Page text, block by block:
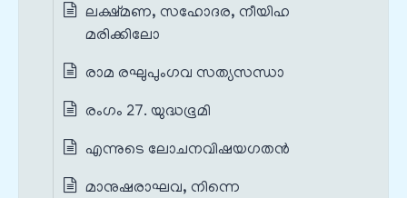
ലക്ഷ്മണ, സഹോദര, നീയിഹ
മരിക്കിലോ
രാമ രഘുപുംഗവ സത്യസന്ധാ
രംഗം 27. യുദ്ധഭൂമി
എന്നുടെ ലോചനവിഷയഗതൻ
മാനുഷരാഘവ, നിന്നെ